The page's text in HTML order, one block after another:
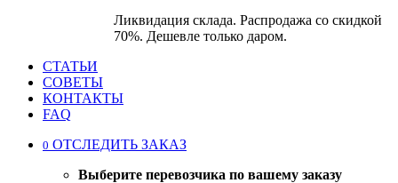
Ликвидация склада. Распродажа со скидкой
70%. Дешевле только даром.
СТАТЬИ
СОВЕТЫ
КОНТАКТЫ
FAQ
0 ОТСЛЕДИТЬ ЗАКАЗ
Выберите перевозчика по вашему заказу